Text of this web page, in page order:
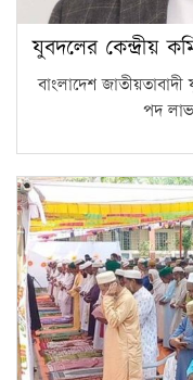
যুবদলের কেন্দ্রীয়
বাংলাদেশ জাতীয়তাবাদী
পদ